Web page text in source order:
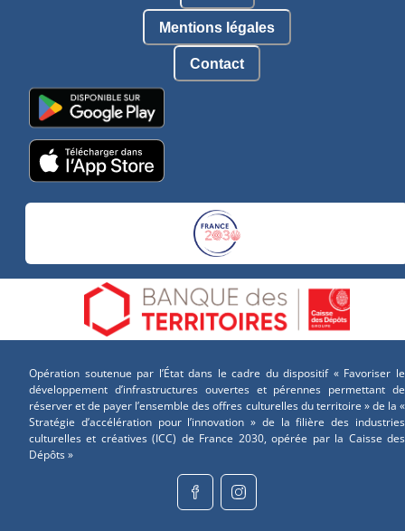
Mentions légales
Contact
Opération soutenue par l’État dans le cadre du dispositif « Favoriser le
développement d’infrastructures ouvertes et pérennes permettant de
réserver et de payer l’ensemble des offres culturelles du territoire » de la «
Stratégie d’accélération pour l’innovation » de la filière des industries
culturelles et créatives (ICC) de France 2030, opérée par la Caisse des
Dépôts »